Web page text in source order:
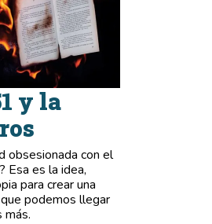
y la
obsesionada con el
Esa es la idea,
para crear una
podemos llegar
más.